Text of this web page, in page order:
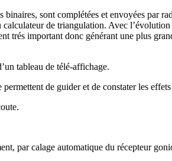
sont complétées et envoyées par
de triangulation. Avec
trés important donc générant une plus
tableau de télé-affichage.
de guider et de constater les
par calage automatique du récepteur